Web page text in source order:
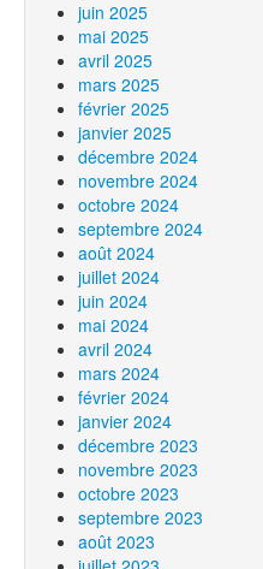
juin 2025
mai 2025
avril 2025
mars 2025
février 2025
janvier 2025
décembre 2024
novembre 2024
octobre 2024
septembre 2024
août 2024
juillet 2024
juin 2024
mai 2024
avril 2024
mars 2024
février 2024
janvier 2024
décembre 2023
novembre 2023
octobre 2023
septembre 2023
août 2023